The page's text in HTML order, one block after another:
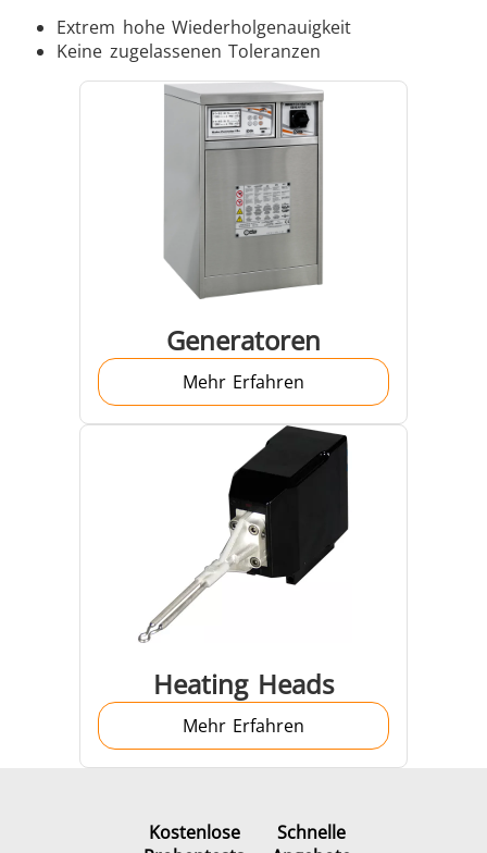
Extrem hohe Wiederholgenauigkeit
Keine zugelassenen Toleranzen
Generatoren
Mehr Erfahren
Heating Heads
Mehr Erfahren
Kostenlose
Schnelle